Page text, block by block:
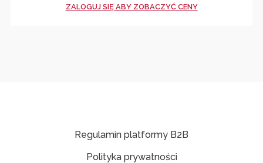
ZALOGUJ SIĘ ABY ZOBACZYĆ CENY
Regulamin platformy B2B
Polityka prywatności